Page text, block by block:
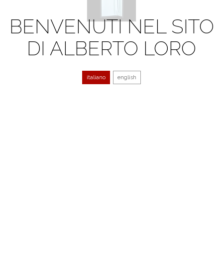
BENVENUTI NEL SITO
DI ALBERTO LORO
italiano english